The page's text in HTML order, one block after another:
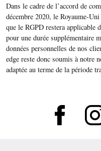
Dans le cadre de l’accord de
décembre 2020, le Royaume-
que le RGPD restera applicable
pour une durée supplémentaire
données personnelles de nos
edge reste donc soumis à notre
adaptée au terme de la période